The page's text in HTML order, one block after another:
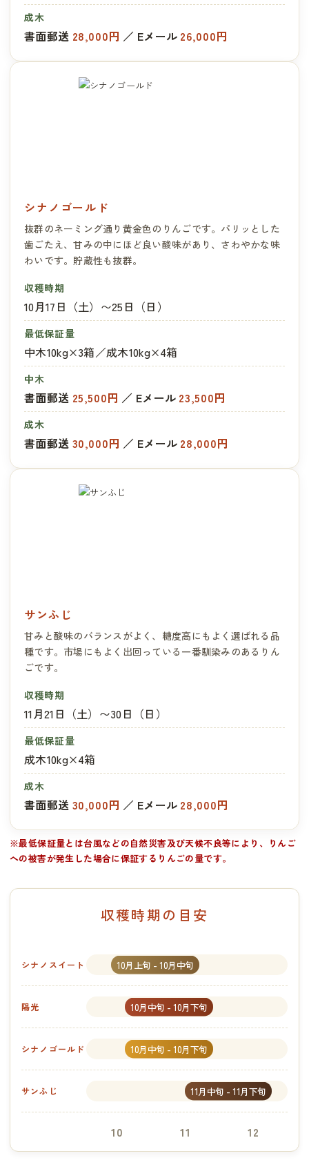
成木
書面郵送 28,000円 ／ Eメール 26,000円
シナノゴールド
抜群のネーミング通り黄金色のりんごです。パリッとした
歯ごたえ、甘みの中にほど良い酸味があり、さわやかな味
わいです。貯蔵性も抜群。
収穫時期
10月17日（土）〜25日（日）
最低保証量
中木10kg×3箱／成木10kg×4箱
中木
書面郵送 25,500円 ／ Eメール 23,500円
成木
書面郵送 30,000円 ／ Eメール 28,000円
サンふじ
甘みと酸味のバランスがよく、糖度高にもよく選ばれる品
種です。市場にもよく出回っている一番馴染みのあるりん
ごです。
収穫時期
11月21日（土）〜30日（日）
最低保証量
成木10kg×4箱
成木
書面郵送 30,000円 ／ Eメール 28,000円
※最低保証量とは台風などの自然災害及び天候不良等により、りんご
への被害が発生した場合に保証するりんごの量です。
収穫時期の目安
シナノスイート 10月上旬 - 10月中旬
陽光 10月中旬 - 10月下旬
シナノゴールド 10月中旬 - 10月下旬
サンふじ 11月中旬 - 11月下旬
10 11 12